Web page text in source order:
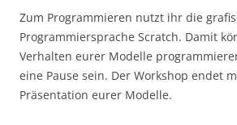
Zum Programmieren nutzt ihr die
Programmiersprache Scratch. Damit
Verhalten eurer Modelle
eine Pause sein. Der Workshop endet
Präsentation eurer Modelle.